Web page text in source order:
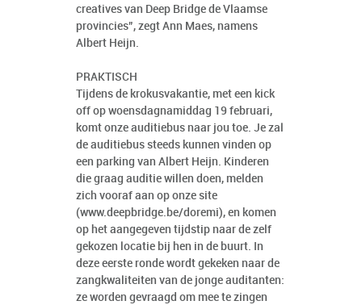
creatives van Deep Bridge de Vlaamse
provincies”, zegt Ann Maes, namens
Albert Heijn.
PRAKTISCH
Tijdens de krokusvakantie, met een kick
off op woensdagnamiddag 19 februari,
komt onze auditiebus naar jou toe. Je zal
de auditiebus steeds kunnen vinden op
een parking van Albert Heijn. Kinderen
die graag auditie willen doen, melden
zich vooraf aan op onze site
(www.deepbridge.be/doremi), en komen
op het aangegeven tijdstip naar de zelf
gekozen locatie bij hen in de buurt. In
deze eerste ronde wordt gekeken naar de
zangkwaliteiten van de jonge auditanten:
ze worden gevraagd om mee te zingen